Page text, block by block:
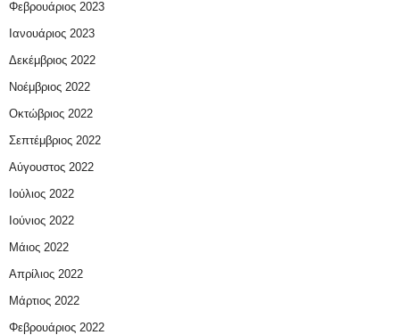
Φεβρουάριος 2023
Ιανουάριος 2023
Δεκέμβριος 2022
Νοέμβριος 2022
Οκτώβριος 2022
Σεπτέμβριος 2022
Αύγουστος 2022
Ιούλιος 2022
Ιούνιος 2022
Μάιος 2022
Απρίλιος 2022
Μάρτιος 2022
Φεβρουάριος 2022